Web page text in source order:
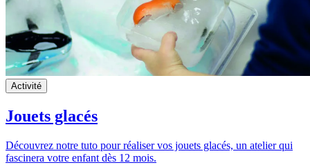
Activité
Jouets glacés
Découvrez notre tuto pour réaliser vos jouets glacés, un atelier qui
fascinera votre enfant dès 12 mois.